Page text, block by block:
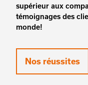
supérieur aux
témoignages des
monde!
Nos réussites